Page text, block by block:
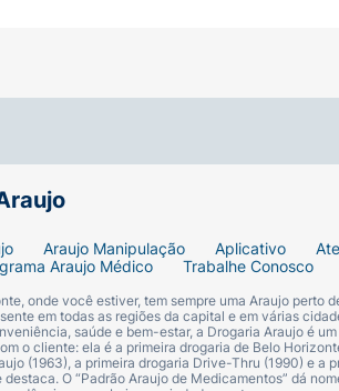
Araujo Manipulação Aplicativo
Araujo Médico Trabalhe Conosco
onde você estiver, tem sempre uma Araujo
em todas as regiões da capital e em várias
saúde e bem-estar, a Drogaria Araujo é
o cliente: ela é a primeira drogaria de Belo
(1963), a primeira drogaria Drive-Thru (1990) e a
destaca. O “Padrão Araujo de Medicamentos” dá